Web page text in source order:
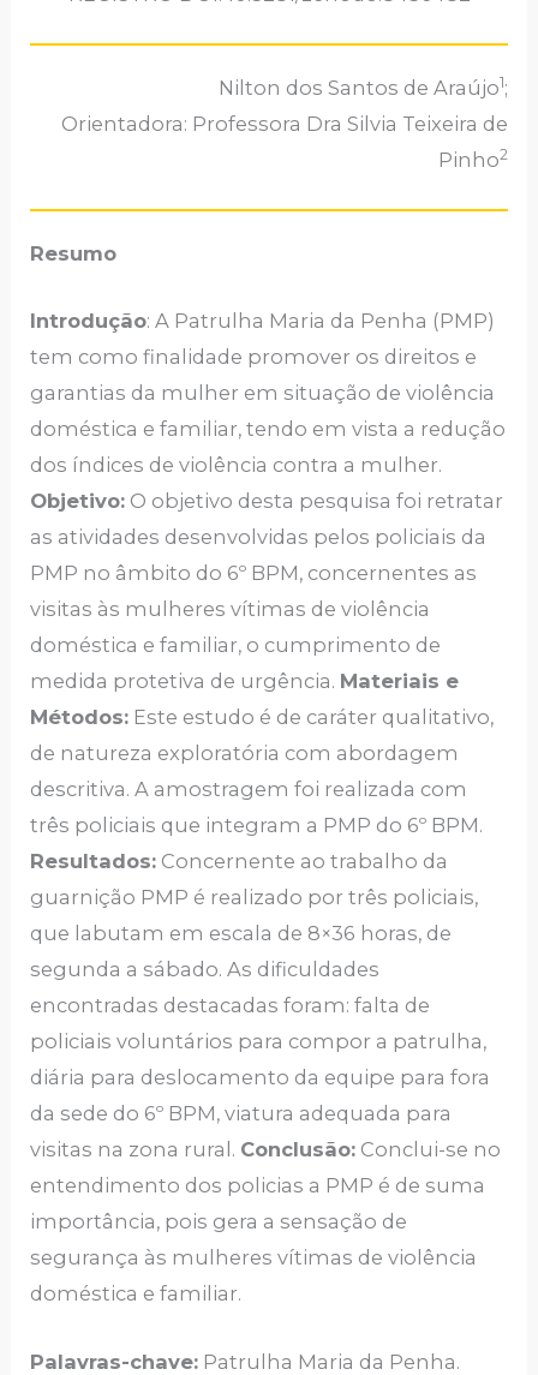
Nilton dos Santos de Araújo1;
Orientadora: Professora Dra Silvia Teixeira de
Pinho2
Resumo
Introdução: A Patrulha Maria da Penha (PMP)
tem como finalidade promover os direitos e
garantias da mulher em situação de violência
doméstica e familiar, tendo em vista a redução
dos índices de violência contra a mulher.
Objetivo: O objetivo desta pesquisa foi retratar
as atividades desenvolvidas pelos policiais da
PMP no âmbito do 6º BPM, concernentes as
visitas às mulheres vítimas de violência
doméstica e familiar, o cumprimento de
medida protetiva de urgência. Materiais e
Métodos: Este estudo é de caráter qualitativo,
de natureza exploratória com abordagem
descritiva. A amostragem foi realizada com
três policiais que integram a PMP do 6º BPM.
Resultados: Concernente ao trabalho da
guarnição PMP é realizado por três policiais,
que labutam em escala de 8×36 horas, de
segunda a sábado. As dificuldades
encontradas destacadas foram: falta de
policiais voluntários para compor a patrulha,
diária para deslocamento da equipe para fora
da sede do 6º BPM, viatura adequada para
visitas na zona rural. Conclusão: Conclui-se no
entendimento dos policias a PMP é de suma
importância, pois gera a sensação de
segurança às mulheres vítimas de violência
doméstica e familiar.
Palavras-chave: Patrulha Maria da Penha.